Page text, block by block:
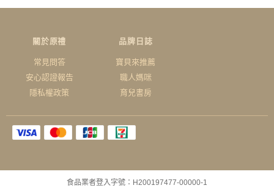
關於原禮
常見問答
安心認證報告
隱私權政策
品牌日誌
寶貝來推薦
職人媽咪
育兒書房
食品業者登入字號：H200197477-00000-1